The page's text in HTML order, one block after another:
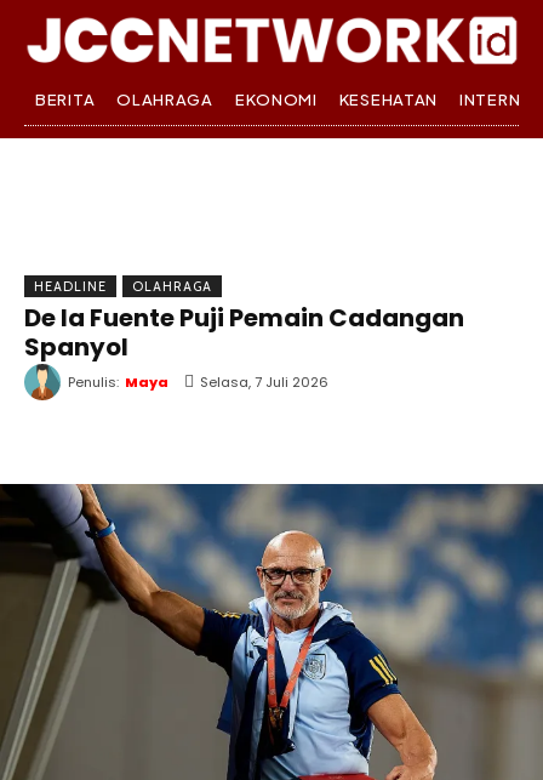
BERITA OLAHRAGA EKONOMI KESEHATAN
HEADLINE OLAHRAGA
De la Fuente Puji Pemain Cadangan
Spanyol
Penulis: Maya Selasa, 7 Juli 2026